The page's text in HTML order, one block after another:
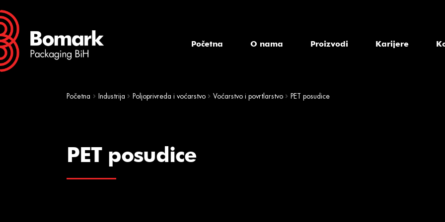
Skip
to
navigation
Skip
to
content
Početna O nama Proizvodi Karijere
Početna Industrija Poljoprivreda i voćarstvo Voćarstvo i povrtlarstvo PET posudice
PET posudice